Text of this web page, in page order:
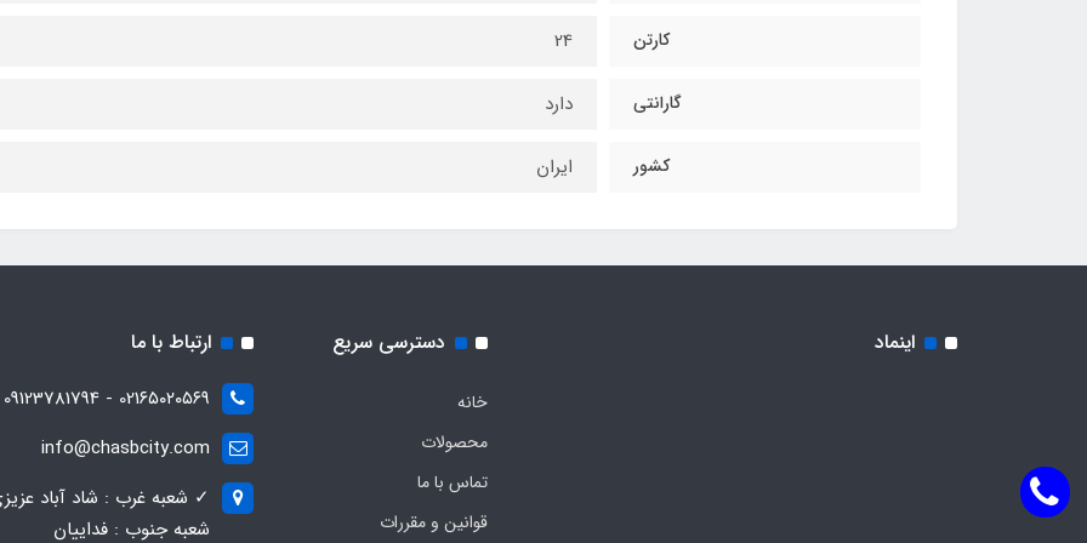
کارتن 24
گارانتی دارد
کشور ایران
اینماد دسترسی سریع
خانه
محصولات
تماس با ما
قوانین و مقررات
ارتباط با ما
021۶۵۰۲۰۵۶۹ - 09123781794
info@chasbcity.com
✓ شعبه غرب : شاد آباد
شعبه جنوب : فداییان